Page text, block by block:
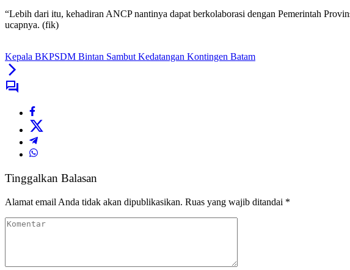
“Lebih dari itu, kehadiran ANCP nantinya dapat berkolaborasi dengan Pemerintah
ucapnya. (fik)
Kepala BKPSDM Bintan Sambut Kedatangan Kontingen Batam
Tinggalkan Balasan
Alamat email Anda tidak akan dipublikasikan. Ruas yang wajib ditandai *